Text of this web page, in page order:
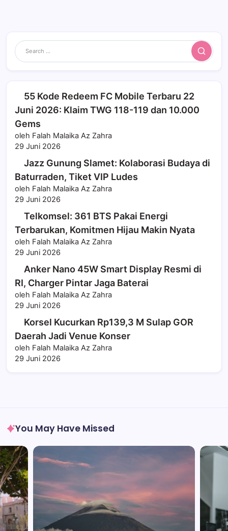
Search
55 Kode Redeem FC Mobile Terbaru 22
Juni 2026: Klaim TWG 118-119 dan 10.000
Gems
oleh Falah Malaika Az Zahra
29 Juni 2026
Jazz Gunung Slamet: Kolaborasi Budaya di
Baturraden, Tiket VIP Ludes
oleh Falah Malaika Az Zahra
29 Juni 2026
Telkomsel: 361 BTS Pakai Energi
Terbarukan, Komitmen Hijau Makin Nyata
oleh Falah Malaika Az Zahra
29 Juni 2026
Anker Nano 45W Smart Display Resmi di
RI, Charger Pintar Jaga Baterai
oleh Falah Malaika Az Zahra
29 Juni 2026
Korsel Kucurkan Rp139,3 M Sulap GOR
Daerah Jadi Venue Konser
oleh Falah Malaika Az Zahra
29 Juni 2026
You May Have Missed